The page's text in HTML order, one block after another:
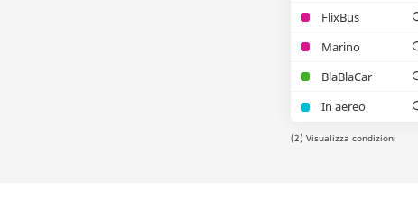
FlixBus
Marino
BlaBlaCar
In aereo
(2) Visualizza condizioni